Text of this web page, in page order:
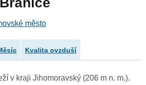
město
Kvalita ovzduší
v kraji Jihomoravský (206 m n. m.).